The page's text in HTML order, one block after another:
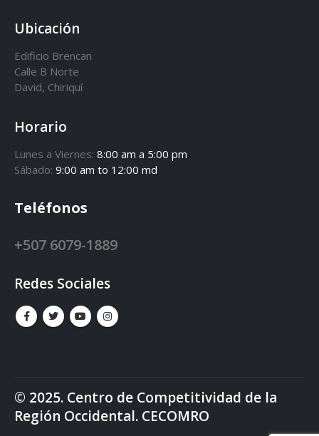
Ubicación
David, Chiriquí
Horario
Sábado:9:00 am to 12:00 md
Teléfonos
+507 6079-1889
Redes Sociales